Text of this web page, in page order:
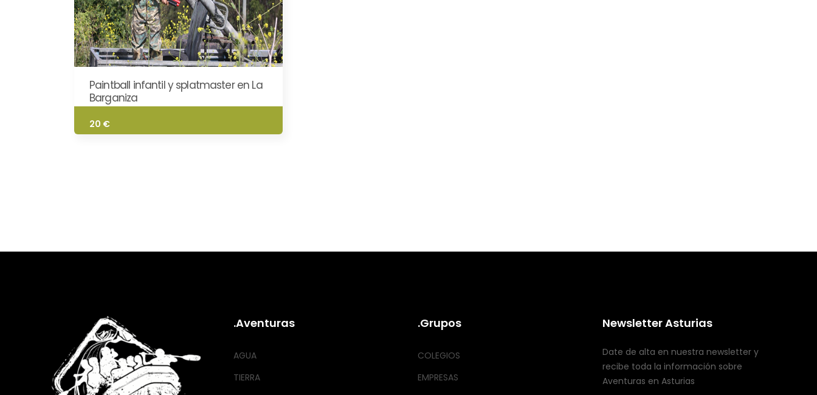
Paintball infantil y splatmaster en La
Barganiza
20 €
.Aventuras
AGUA
TIERRA
.Grupos
COLEGIOS
EMPRESAS
Newsletter Asturias
Date de alta en nuestra newsletter y
recibe toda la información sobre
Aventuras en Asturias